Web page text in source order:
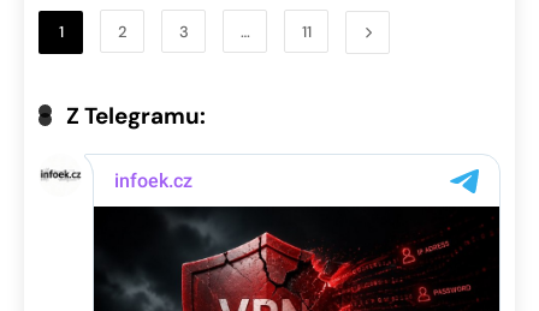
1 2 3 … 11
Z Telegramu: